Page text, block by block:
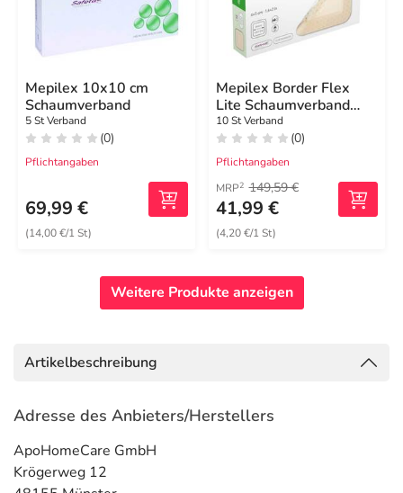
Mepilex 10x10 cm
Schaumverband
5 St Verband
(0)
Pflichtangaben
69,99 €
(14,00 €/1 St)
Mepilex Border Flex
Lite Schaumverband
4x5 cm
10 St Verband
(0)
Pflichtangaben
MRP2 149,59 €
41,99 €
(4,20 €/1 St)
Weitere Produkte anzeigen
Artikelbeschreibung
Adresse des Anbieters/Herstellers
ApoHomeCare GmbH
Krögerweg 12